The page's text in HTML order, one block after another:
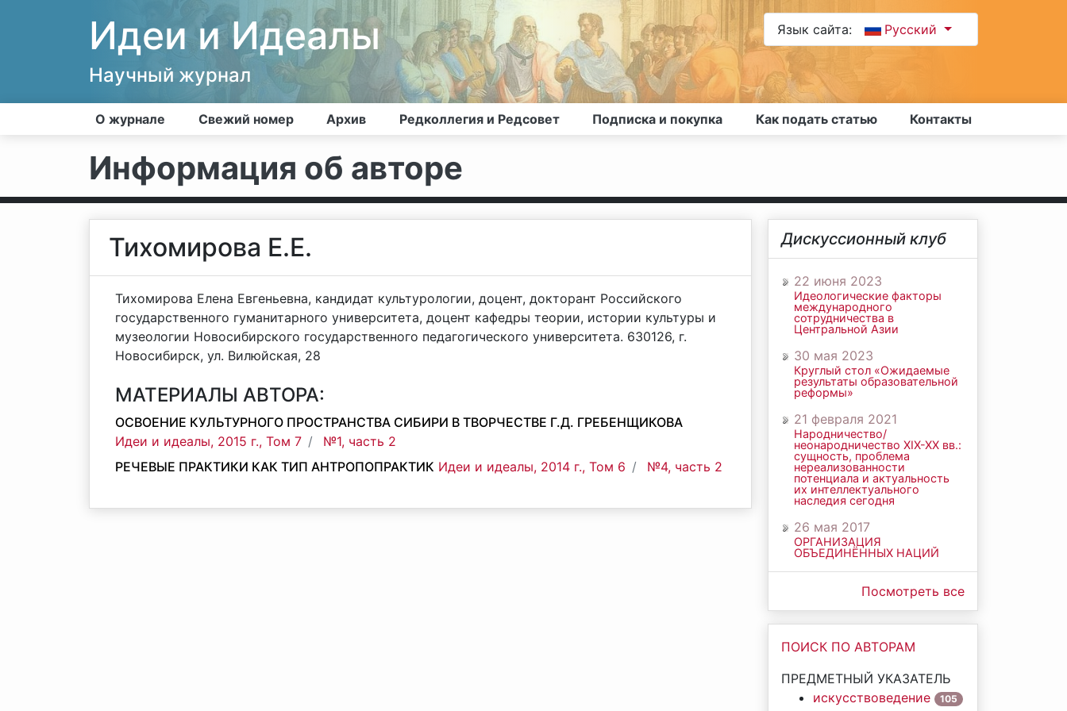
Идеи и Идеалы
Научный журнал
Язык сайта: Русский
О журнале Свежий номер Архив Редколлегия и Редсовет Подписка и покупка Как подать статью Контакты
Информация об авторе
Тихомирова Е.Е.
Тихомирова Елена Евгеньевна, кандидат культурологии, доцент, докторант Российского
государственного гуманитарного университета, доцент кафедры теории, истории культуры и
музеологии Новосибирского государственного педагогического университета. 630126, г.
Новосибирск, ул. Вилюйская, 28
МАТЕРИАЛЫ АВТОРА:
ОСВОЕНИЕ КУЛЬТУРНОГО ПРОСТРАНСТВА СИБИРИ В ТВОРЧЕСТВЕ Г.Д. ГРЕБЕНЩИКОВА
Идеи и идеалы, 2015 г., Том 7
№1, часть 2
РЕЧЕВЫЕ ПРАКТИКИ КАК ТИП АНТРОПОПРАКТИК Идеи и идеалы, 2014 г., Том 6 №4, часть 2
Дискуссионный клуб
22 июня 2023
Идеологические факторы
международного
сотрудничества в
Центральной Азии
30 мая 2023
Круглый стол «Ожидаемые
результаты образовательной
реформы»
21 февраля 2021
Народничество/
неонародничество ХIХ-ХХ вв.:
сущность, проблема
нереализованности
потенциала и актуальность
их интеллектуального
наследия сегодня
26 мая 2017
ОРГАНИЗАЦИЯ
ОБЪЕДИНЁННЫХ НАЦИЙ
Посмотреть все
ПОИСК ПО АВТОРАМ
ПРЕДМЕТНЫЙ УКАЗАТЕЛЬ
искусствоведение
105